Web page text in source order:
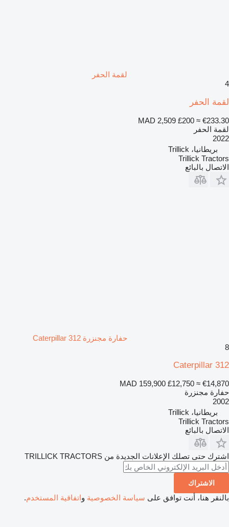
لقمة الحفر
4
لقمة الحفر
MAD 2,509 £200 ≈ €233.30
لقمة الحفر
2022
بريطانيا، Trillick
Trillick Tractors
الاتصال بالبائع
حفارة مجنزرة Caterpillar 312
8
Caterpillar 312
MAD 159,900 £12,750 ≈ €14,870
حفارة مجنزرة
2002
بريطانيا، Trillick
Trillick Tractors
الاتصال بالبائع
اشترك حتى تصلك الإعلانات الجديدة من TRILLICK TRACTORS
الاشتراك
بالنقر هنا، أنت توافق على سياسة الخصوصية واتفاقية المستخدم.